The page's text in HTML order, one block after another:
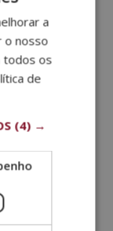
de
para
completas.
hidratos,
e água. A
os
e nos
SPANISH
PORTUGUESE
a
o nosso
todos os
de
(4) →